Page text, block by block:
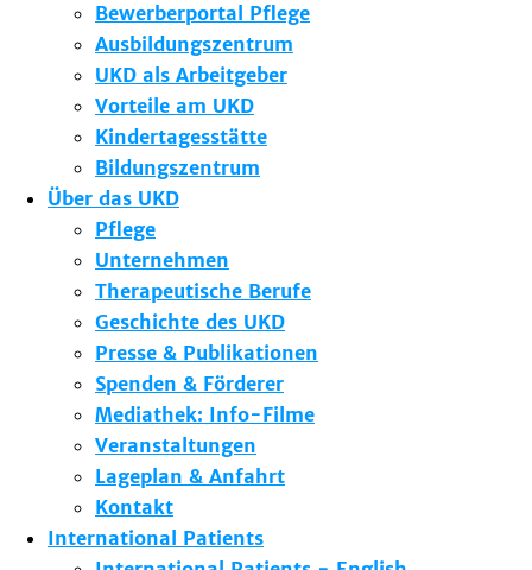
Bewerberportal Pflege
Ausbildungszentrum
UKD als Arbeitgeber
Vorteile am UKD
Kindertagesstätte
Bildungszentrum
Über das UKD
Pflege
Unternehmen
Therapeutische Berufe
Geschichte des UKD
Presse & Publikationen
Spenden & Förderer
Mediathek: Info-Filme
Veranstaltungen
Lageplan & Anfahrt
Kontakt
International Patients